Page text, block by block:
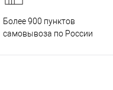
Более 900 пунктов
самовывоза по России